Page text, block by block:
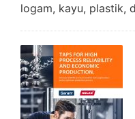
logam, kayu, plastik,